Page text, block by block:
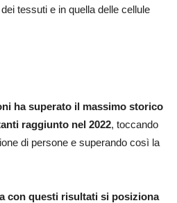
tessuti e in quella delle cellule
ha superato il massimo storico
raggiunto nel 2022, toccando
di persone e superando così la
con questi risultati si posiziona